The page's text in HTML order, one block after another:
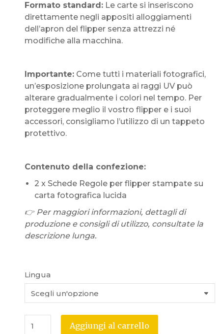
Formato standard: Le carte si inseriscono
direttamente negli appositi alloggiamenti
dell’apron del flipper senza attrezzi né
modifiche alla macchina.
Importante: Come tutti i materiali fotografici,
un’esposizione prolungata ai raggi UV può
alterare gradualmente i colori nel tempo. Per
proteggere meglio il vostro flipper e i suoi
accessori, consigliamo l’utilizzo di un tappeto
protettivo.
Contenuto della confezione:
2 x Schede Regole per flipper stampate su
carta fotografica lucida
👉 Per maggiori informazioni, dettagli di
produzione e consigli di utilizzo, consultate la
descrizione lunga.
Lingua
Aggiungi al carrello